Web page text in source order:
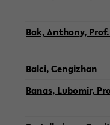
Bak, An­tho­ny, Prof.
Balci, Cen­giz­han
Banas, Lub­o­mir,